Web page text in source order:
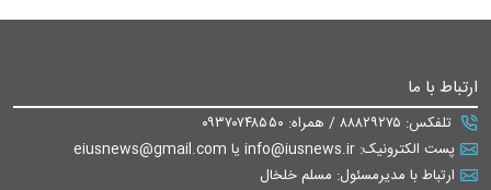
ارتباط با ما
تلفکس: ۸۸۸۲۹۲۷۵ / همراه: ۰۹۳۷۰۷۴۸۵۵۰
پست الکترونیک: info@iusnews.ir یا eiusnews@gmail.com
ارتباط با مدیرمسئول: مسلم خلخال